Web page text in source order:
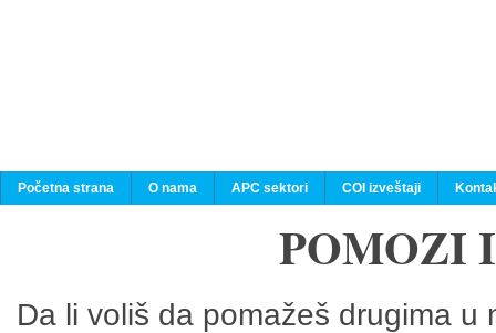
Početna strana O nama APC sektori COI izveštaji
POMOZI
Da li voliš da pomažeš drugima